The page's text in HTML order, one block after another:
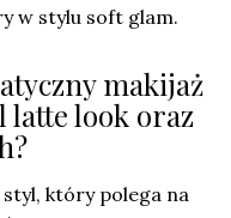
w stylu soft glam.
makijaż
latte look oraz
który polega na